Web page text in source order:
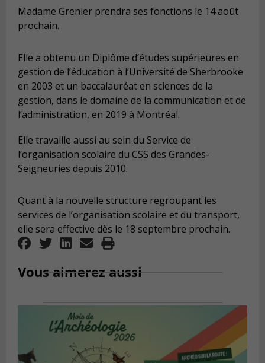
Madame Grenier prendra ses fonctions le 14 août
prochain.
Elle a obtenu un Diplôme d’études supérieures en
gestion de l’éducation à l’Université de Sherbrooke
en 2003 et un baccalauréat en sciences de la
gestion, dans le domaine de la communication et de
l’administration, en 2019 à Montréal.
Elle travaille aussi au sein du Service de
l’organisation scolaire du CSS des Grandes-
Seigneuries depuis 2010.
Quant à la nouvelle structure regroupant les
services de l’organisation scolaire et du transport,
elle sera effective dès le 18 septembre prochain.
Vous aimerez aussi